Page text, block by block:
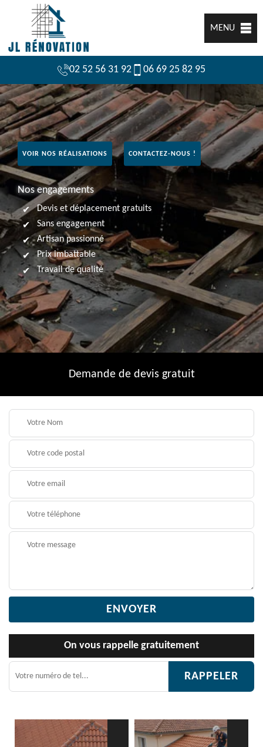
MENU
02 52 56 31 92 06 69 25 82 95
VOIR NOS RÉALISATIONS CONTACTEZ-NOUS !
Nos engagements
Devis et déplacement gratuits
Sans engagement
Artisan passionné
Prix imbattable
Travail de qualité
Demande de devis gratuit
On vous rappelle gratuitement